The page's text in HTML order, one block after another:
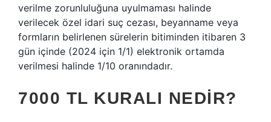
verilme zorunluluğuna uyulmaması halinde
verilecek özel idari suç cezası, beyanname veya
formların belirlenen sürelerin bitiminden itibaren 3
gün içinde (2024 için 1/1) elektronik ortamda
verilmesi halinde 1/10 oranındadır.
7000 TL KURALI NEDIR?